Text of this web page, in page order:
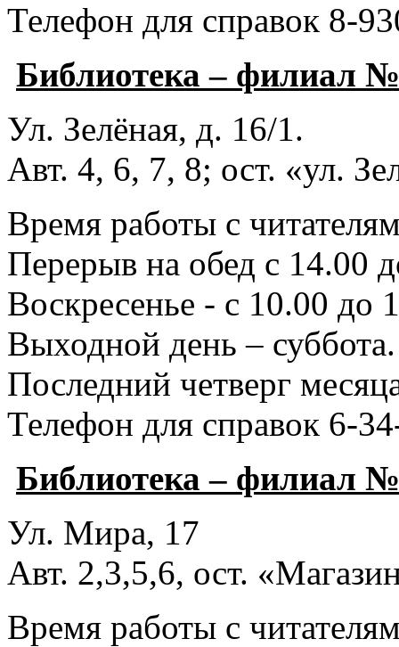
Телефон для справок 8-
Библиотека – филиал
Ул. Зелёная, д. 16/1.
Авт. 4, 6, 7, 8; ост. «ул.
Время работы с
Перерыв на обед с 14.00
Воскресенье - с 10.00 до
Выходной день – суббота.
Последний четверг
Телефон для справок 6-
Библиотека – филиал
Ул. Мира, 17
Авт. 2,3,5,6, ост.
Время работы с